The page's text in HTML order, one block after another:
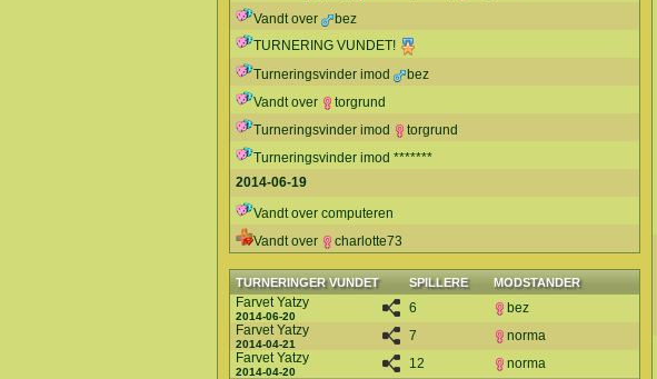
Vandt over
bez
TURNERING VUNDET!
Turneringsvinder imod
bez
Vandt over
torgrund
Turneringsvinder imod
torgrund
Turneringsvinder imod *******
2014-06-19
Vandt over computeren
Vandt over
charlotte73
TURNERINGER VUNDET SPILLERE MODSTANDER
Farvet Yatzy
2014-06-20
6
bez
Farvet Yatzy
2014-04-21
7
norma
Farvet Yatzy
2014-04-20
12 norma